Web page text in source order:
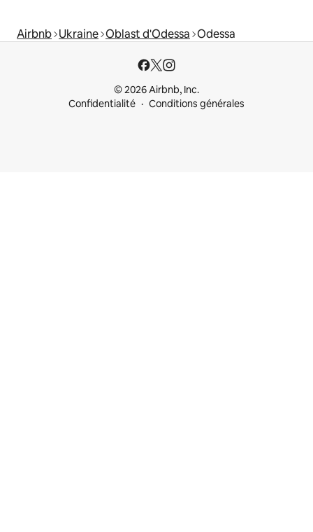
Airbnb Ukraine Oblast d'Odessa Odessa
© 2026 Airbnb, Inc.
Confidentialité
Conditions générales